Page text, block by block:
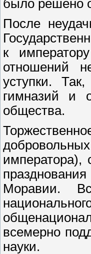
было решено
После
к
отношений
уступки.
гимназий и
общества.
императора),
Моравии.
всемерно
науки.